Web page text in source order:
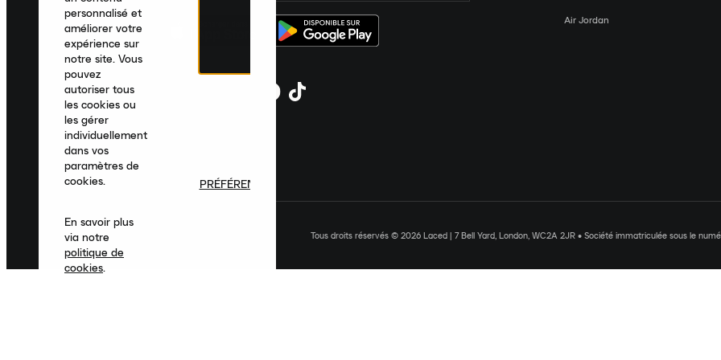
Air Jordan
Tous droits réservés © 2026 Laced | 7 Bell Yard, London, WC2A 2JR • Société immatriculée sous le
personnalisé et
améliorer votre
expérience sur
notre site. Vous
pouvez
autoriser tous
les cookies ou
les gérer
individuellement
dans vos
paramètres de
cookies.
En savoir plus
via notre
politique de
cookies.
PRÉFÉRENCES